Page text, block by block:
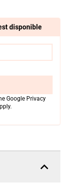
disponible
Google Privacy